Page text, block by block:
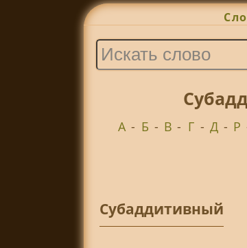
А - Б - В - Г - Д - Р
Субаддитивный